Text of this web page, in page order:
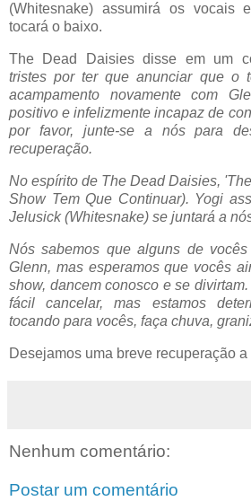
(Whitesnake) assumirá os vocais
tocará o baixo.
The Dead Daisies disse em um
tristes por ter que anunciar que o
acampamento novamente com
positivo e infelizmente incapaz de
por favor, junte-se a nós para
recuperação.
No espírito de The Dead Daisies,
Show Tem Que Continuar). Yogi
Jelusick (Whitesnake) se juntará a
Nós sabemos que alguns de
Glenn, mas esperamos que vocês
show, dancem conosco e se
fácil cancelar, mas estamos
tocando para vocês, faça chuva,
Desejamos uma breve recuperação
Nenhum comentário:
Postar um comentário